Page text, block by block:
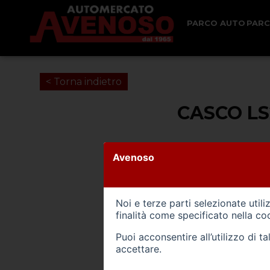
PARCO AUTO
< Torna indietro
CASCO
Avenoso
Noi e terze parti selezionate
finalità come specificato nella
Puoi acconsentire all’utilizzo di
accettare.